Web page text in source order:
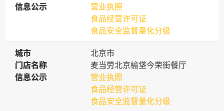
信息公示
信息公示
营业执照
食品经营许可证
食品安全监督量化分级
城市
城市
北京市
门店名称
门店名称
麦当劳北京榆垡今荣街餐厅
信息公示
信息公示
营业执照
食品经营许可证
食品安全监督量化分级